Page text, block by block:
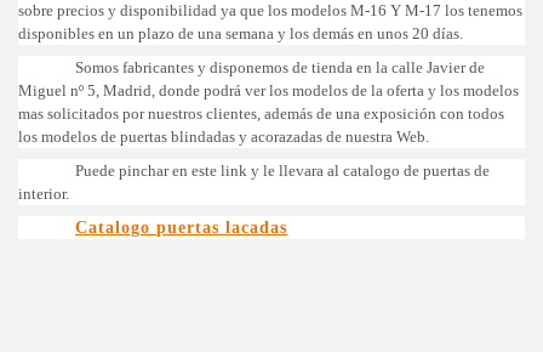
sobre precios y disponibilidad ya que los modelos M-16 Y M-17 los tenemos
disponibles en un plazo de una semana y los demás en unos 20 días.
Somos fabricantes y disponemos de tienda en la calle Javier de
Miguel nº 5, Madrid, donde podrá ver los modelos de la oferta y los modelos
mas solicitados por nuestros clientes, además de una exposición con todos
los modelos de puertas blindadas y acorazadas de nuestra Web.
Puede pinchar en este link y le llevara al catalogo de puertas de
interior.
Catalogo puertas lacadas